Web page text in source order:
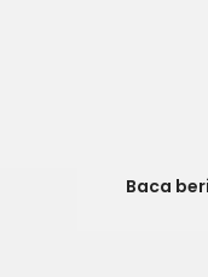
Baca